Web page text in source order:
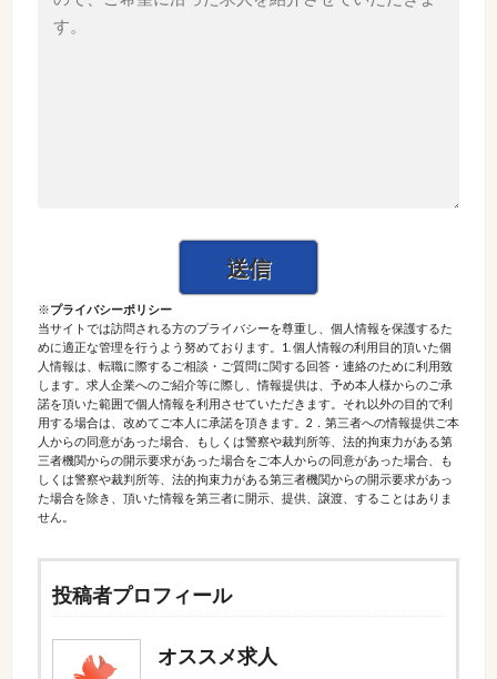
※プライバシーポリシー
当サイトでは訪問される方のプライバシーを尊重し、個人情報を保護するた
めに適正な管理を行うよう努めております。1. 個人情報の利用目的頂いた個
人情報は、転職に際するご相談・ご質問に関する回答・連絡のために利用致
します。求人企業へのご紹介等に際し、情報提供は、予め本人様からのご承
諾を頂いた範囲で個人情報を利用させていただきます。それ以外の目的で利
用する場合は、改めてご本人に承諾を頂きます。2．第三者への情報提供ご本
人からの同意があった場合、もしくは警察や裁判所等、法的拘束力がある第
三者機関からの開示要求があった場合をご本人からの同意があった場合、も
しくは警察や裁判所等、法的拘束力がある第三者機関からの開示要求があっ
た場合を除き、頂いた情報を第三者に開示、提供、譲渡、することはありま
せん。
投稿者プロフィール
オススメ求人